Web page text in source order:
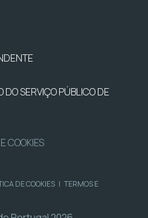
SERVIÇO PÚBLICO DE
COOKIES
DE COOKIES | TERMOS E